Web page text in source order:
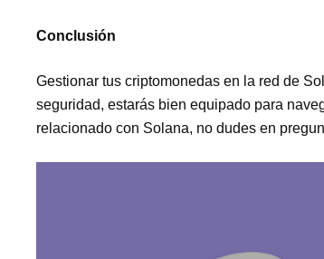
Conclusión
Gestionar tus criptomonedas en la red de
seguridad, estarás bien equipado para
relacionado con Solana, no dudes en